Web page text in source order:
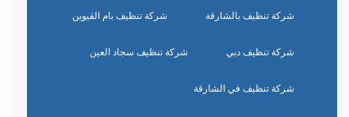
شركة تنظيف بالشارقة شركة تنظيف بام القيوين
شركة تنظيف دبي شركة تنظيف سجاد العين
شركة تنظيف في الشارقة